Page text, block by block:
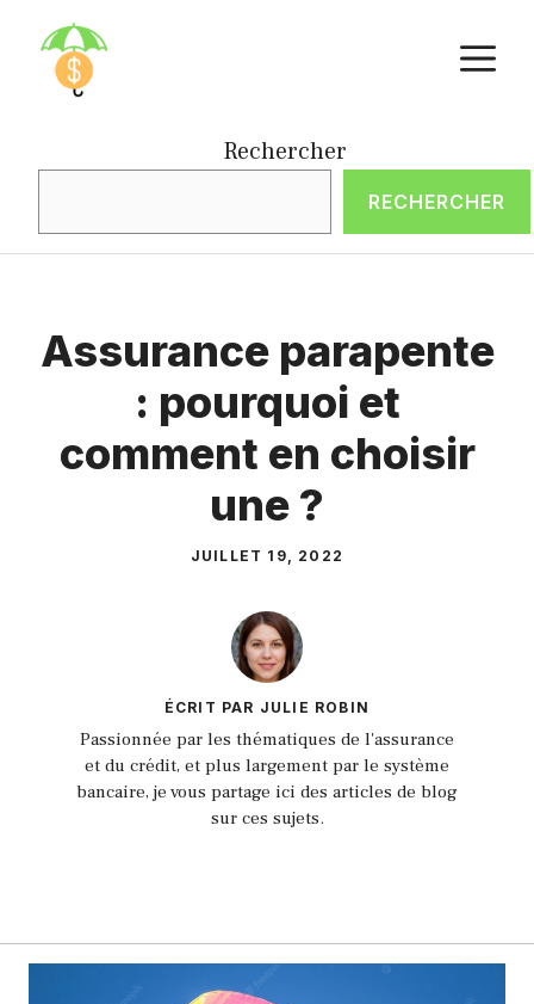
contenu
Rechercher
RECHERCHER
Assurance parapente
: pourquoi et
comment en choisir
une ?
JUILLET 19, 2022
ÉCRIT PAR JULIE ROBIN
Passionnée par les thématiques de l'assurance
et du crédit, et plus largement par le système
bancaire, je vous partage ici des articles de blog
sur ces sujets.